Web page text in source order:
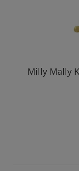
Milly Mally